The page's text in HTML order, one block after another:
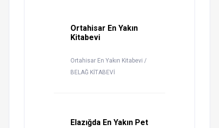
Ortahisar En Yakın
Kitabevi
Ortahisar En Yakın Kitabevi /
BELAĞ KİTABEVİ
Elazığda En Yakın Pet